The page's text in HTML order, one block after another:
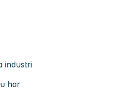
industri
har